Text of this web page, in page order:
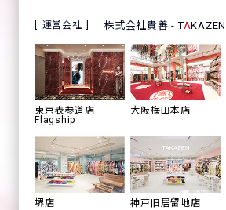
運営会社 株式会社貴善 - TA
東京表参道店
Flagship
大阪梅田本店
堺店 神戸旧居留地店